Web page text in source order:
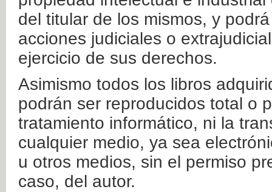
del titular de los mismos, y
acciones judiciales o
ejercicio de sus derechos.
Asimismo todos los libros
podrán ser reproducidos total o
tratamiento informático, ni la
cualquier medio, ya sea
u otros medios, sin el permiso
caso, del autor.